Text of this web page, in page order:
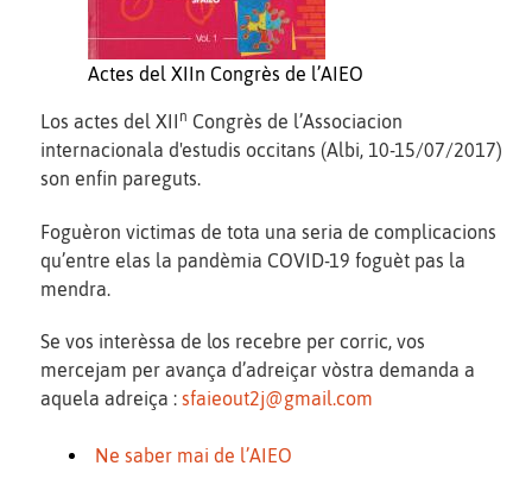
Actes del XIIn Congrès de l’AIEO
Los actes del XII n Congrès de l’Associacion
internacionala d'estudis occitans (Albi, 10-15/07/2017)
son enfin pareguts.
Foguèron victimas de tota una seria de complicacions
qu’entre elas la pandèmia COVID-19 foguèt pas la
mendra.
Se vos interèssa de los recebre per corric, vos
mercejam per avança d’adreiçar vòstra demanda a
aquela adreiça : sfaieout2j@gmail.com
Ne saber mai de l’AIEO